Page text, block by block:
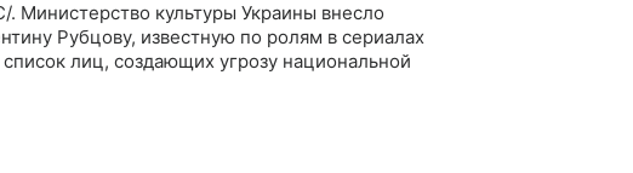
Министерство культуры Украины внесло
Рубцову, известную по ролям в сериалах
лиц, создающих угрозу национальной